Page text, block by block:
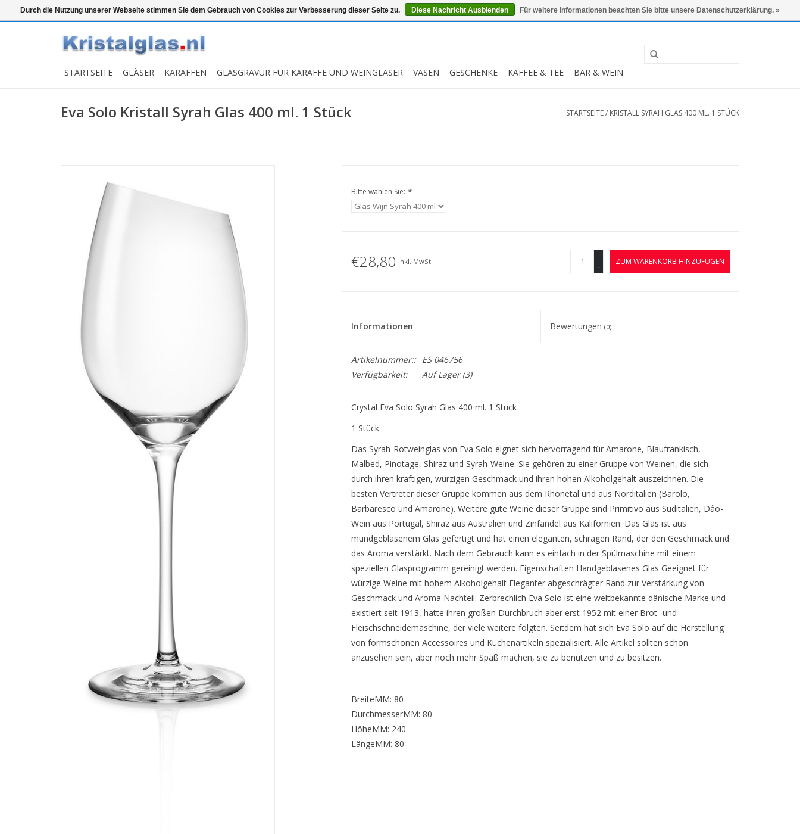
Top klasse Snelle levering Graveren 0 Artikel - €0,00 Mein Konto / Kundenkonto anlegen
STARTSEITE GLÄSER KARAFFEN GLASGRAVUR FUR KARAFFE UND WEINGLASER VASEN GESCHENKE KAFFEE & TEE BAR & WEIN
Eva Solo Kristall Syrah Glas 400 ml. 1 Stück STARTSEITE/ KRISTALL SYRAH GLAS 400 ML. 1 STÜCK
Bitte wählen Sie: *
€28,80 Inkl. MwSt.
+
-
ZUM WARENKORB HINZUFÜGEN
Informationen Bewertungen(0)
Artikelnummer::
ES 046756
Verfügbarkeit:
Auf Lager(3)
Crystal Eva Solo Syrah Glas 400 ml. 1 Stück
1 Stück
Das Syrah-Rotweinglas von Eva Solo eignet sich hervorragend für Amarone, Blaufränkisch,
Malbed, Pinotage, Shiraz und Syrah-Weine. Sie gehören zu einer Gruppe von Weinen, die sich
durch ihren kräftigen, würzigen Geschmack und ihren hohen Alkoholgehalt auszeichnen. Die
besten Vertreter dieser Gruppe kommen aus dem Rhonetal und aus Norditalien (Barolo,
Barbaresco und Amarone). Weitere gute Weine dieser Gruppe sind Primitivo aus Süditalien, Dâo-
Wein aus Portugal, Shiraz aus Australien und Zinfandel aus Kalifornien. Das Glas ist aus
mundgeblasenem Glas gefertigt und hat einen eleganten, schrägen Rand, der den Geschmack und
das Aroma verstärkt. Nach dem Gebrauch kann es einfach in der Spülmaschine mit einem
speziellen Glasprogramm gereinigt werden. Eigenschaften Handgeblasenes Glas Geeignet für
würzige Weine mit hohem Alkoholgehalt Eleganter abgeschrägter Rand zur Verstärkung von
Geschmack und Aroma Nachteil: Zerbrechlich Eva Solo ist eine weltbekannte dänische Marke und
existiert seit 1913, hatte ihren großen Durchbruch aber erst 1952 mit einer Brot- und
Fleischschneidemaschine, der viele weitere folgten. Seitdem hat sich Eva Solo auf die Herstellung
von formschönen Accessoires und Küchenartikeln spezialisiert. Alle Artikel sollten schön
anzusehen sein, aber noch mehr Spaß machen, sie zu benutzen und zu besitzen.
BreiteMM: 80
DurchmesserMM: 80
HöheMM: 240
LängeMM: 80
Durch die Nutzung unserer Webseite stimmen Sie dem Gebrauch von Cookies zur Verbesserung dieser Seite zu. Diese Nachricht Ausblenden Für weitere Informationen beachten Sie bitte unsere Datenschutzerklärung. »